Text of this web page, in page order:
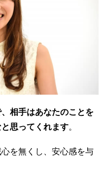
相手はあなたのことを
思ってくれます。
を無くし、安心感を与